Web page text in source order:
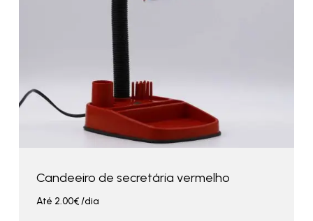
Candeeiro de secretária vermelho
Até 2.00€/dia